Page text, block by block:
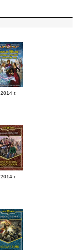
2014 г.
2014 г.